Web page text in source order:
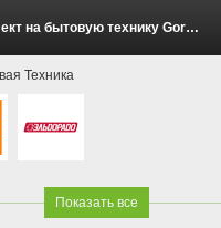
технику Gorenje и Hisense!" (2 - 22 Июня 2026)
Техника
Показать все